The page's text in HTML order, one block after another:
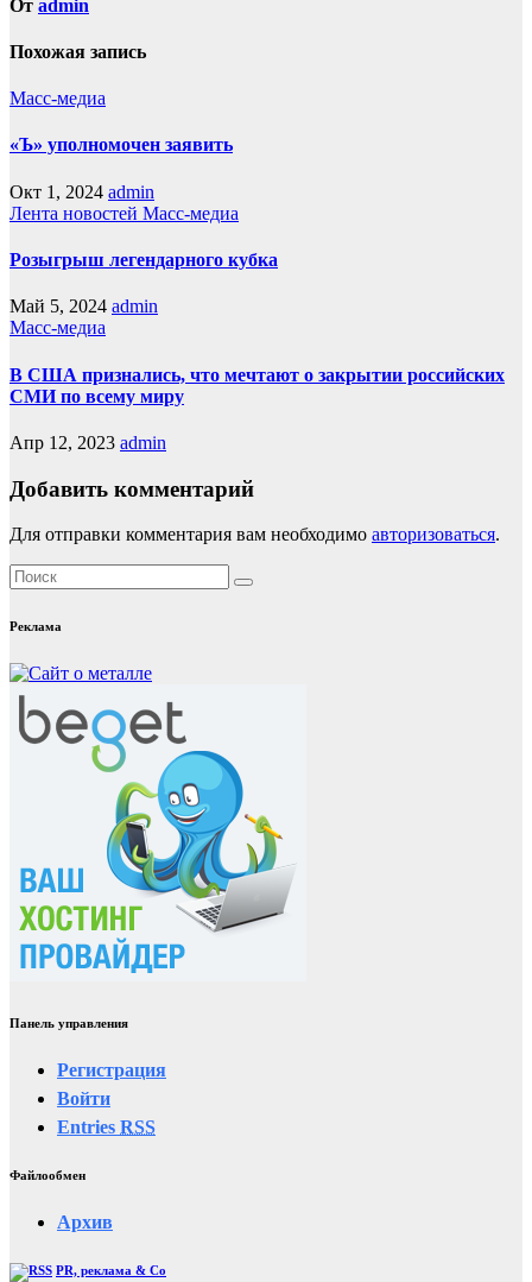
От admin
Похожая запись
Масс-медиа
«Ъ» уполномочен заявить
Окт 1, 2024 admin
Лента новостей Масс-медиа
Розыгрыш легендарного кубка
Май 5, 2024 admin
Масс-медиа
В США признались, что мечтают о закрытии российских
СМИ по всему миру
Апр 12, 2023 admin
Добавить комментарий
Для отправки комментария вам необходимо авторизоваться.
Реклама
Панель управления
Регистрация
Войти
Entries RSS
Файлообмен
Архив
PR, реклама & Co